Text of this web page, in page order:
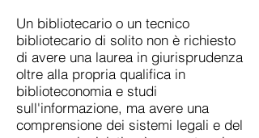
Un bibliotecario o un tecnico
bibliotecario di solito non è richiesto
di avere una laurea in giurisprudenza
oltre alla propria qualifica in
biblioteconomia e studi
sull'informazione, ma avere una
comprensione dei sistemi legali e del